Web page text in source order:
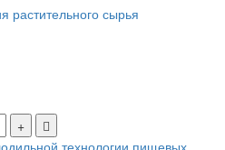
растительного сырья